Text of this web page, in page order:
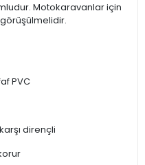
Motokaravanlar için
PVC
dirençli